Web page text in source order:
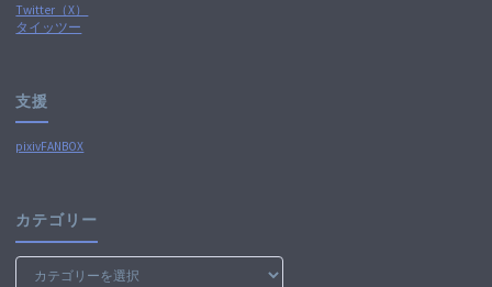
Twitter（X）
タイッツー
支援
pixivFANBOX
カテゴリー
カ